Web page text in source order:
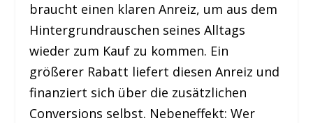
braucht einen klaren Anreiz, um aus dem
Hintergrundrauschen seines Alltags
wieder zum Kauf zu kommen. Ein
größerer Rabatt liefert diesen Anreiz und
finanziert sich über die zusätzlichen
Conversions selbst. Nebeneffekt: Wer